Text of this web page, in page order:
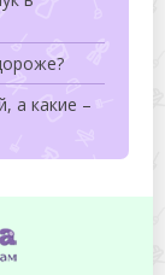
а какие –